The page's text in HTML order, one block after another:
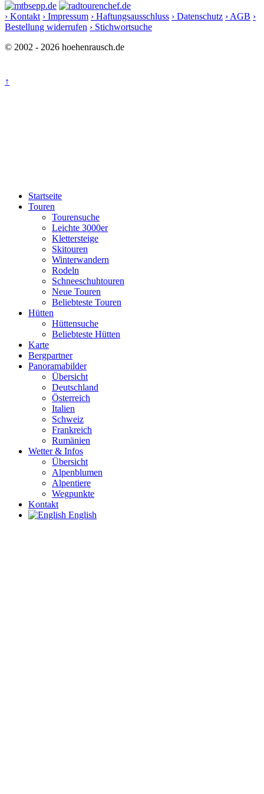
› Kontakt › Impressum › Haftungsausschluss › Datenschutz › AGB ›
Bestellung widerrufen › Stichwortsuche
© 2002 - 2026 hoehenrausch.de
↑
Startseite
Touren
Tourensuche
Leichte 3000er
Klettersteige
Skitouren
Winterwandern
Rodeln
Schneeschuhtouren
Neue Touren
Beliebteste Touren
Hütten
Hüttensuche
Beliebteste Hütten
Karte
Bergpartner
Panoramabilder
Übersicht
Deutschland
Österreich
Italien
Schweiz
Frankreich
Rumänien
Wetter & Infos
Übersicht
Alpenblumen
Alpentiere
Wegpunkte
Kontakt
English